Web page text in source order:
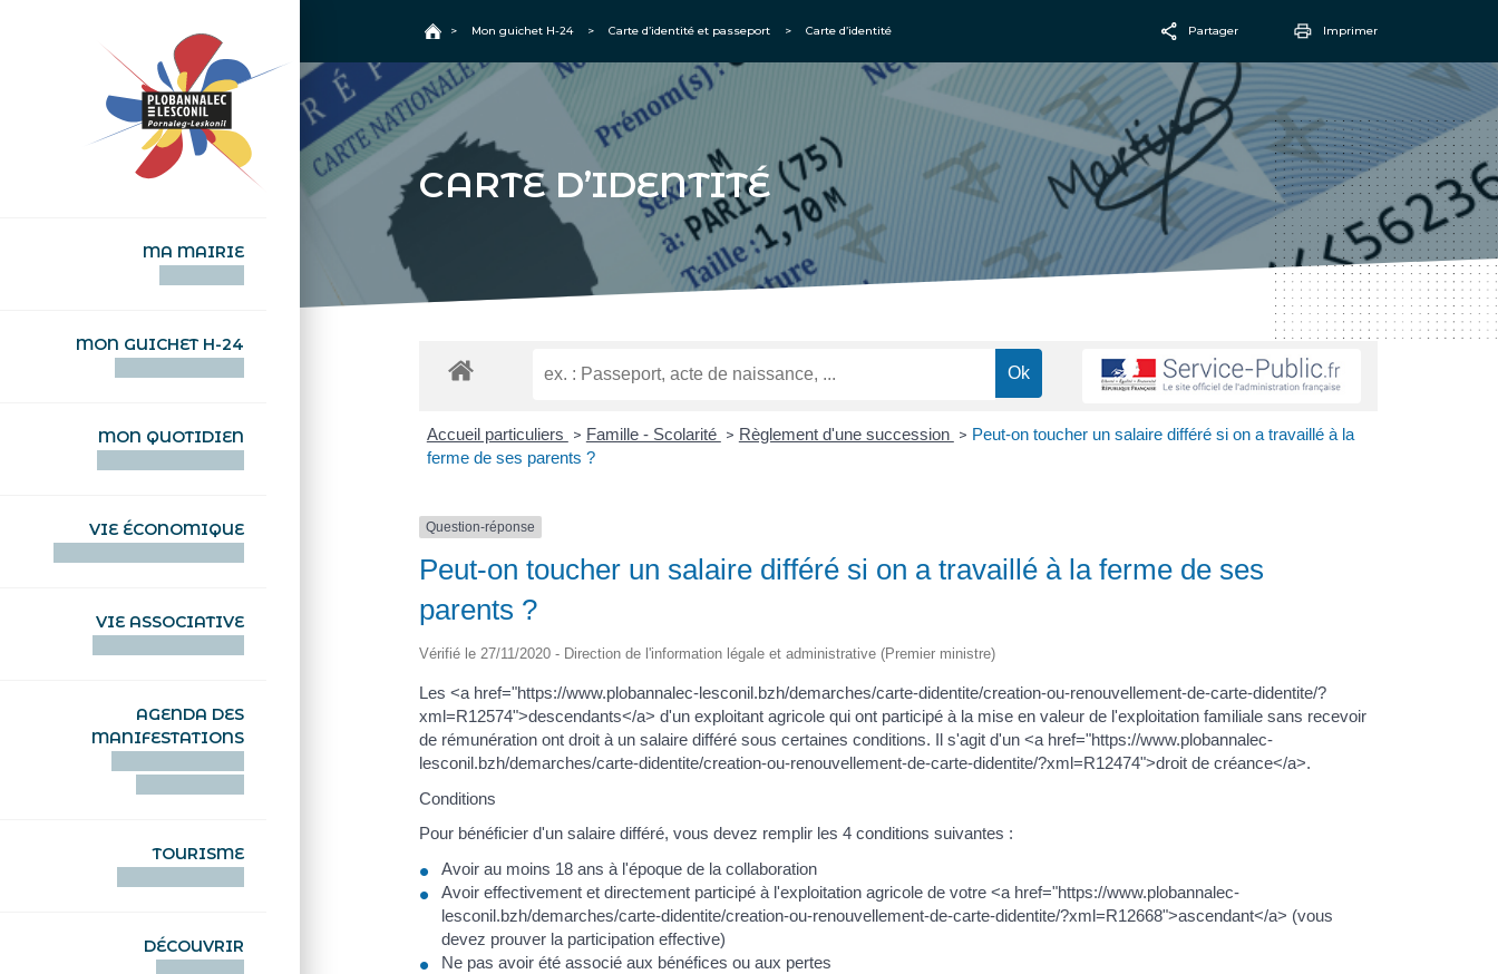
MA MAIRIE
MON GUICHET H-24
MON QUOTIDIEN
VIE ÉCONOMIQUE
VIE ASSOCIATIVE
AGENDA DES
MANIFESTATIONS
TOURISME
DÉCOUVRIR
Accueil
> Mon guichet H-24 > Carte d’identité et passeport > Carte d’identité Partager
Facebook
Email
Imprimer
CARTE D’IDENTITÉ
Accueil particuliers > Famille - Scolarité > Règlement d'une succession > Peut-on toucher un salaire différé si on a travaillé à la
ferme de ses parents ?
Question-réponse
Peut-on toucher un salaire différé si on a travaillé à la ferme de ses
parents ?
Vérifié le 27/11/2020 - Direction de l'information légale et administrative (Premier ministre)
Les <a href="https://www.plobannalec-lesconil.bzh/demarches/carte-didentite/creation-ou-renouvellement-de-carte-didentite/?
xml=R12574">descendants</a> d'un exploitant agricole qui ont participé à la mise en valeur de l'exploitation familiale sans recevoir
de rémunération ont droit à un salaire différé sous certaines conditions. Il s'agit d'un <a href="https://www.plobannalec-
lesconil.bzh/demarches/carte-didentite/creation-ou-renouvellement-de-carte-didentite/?xml=R12474">droit de créance</a>.
Conditions
Pour bénéficier d'un salaire différé, vous devez remplir les 4 conditions suivantes :
Avoir au moins 18 ans à l'époque de la collaboration
Avoir effectivement et directement participé à l'exploitation agricole de votre <a href="https://www.plobannalec-
lesconil.bzh/demarches/carte-didentite/creation-ou-renouvellement-de-carte-didentite/?xml=R12668">ascendant</a> (vous
devez prouver la participation effective)
Ne pas avoir été associé aux bénéfices ou aux pertes